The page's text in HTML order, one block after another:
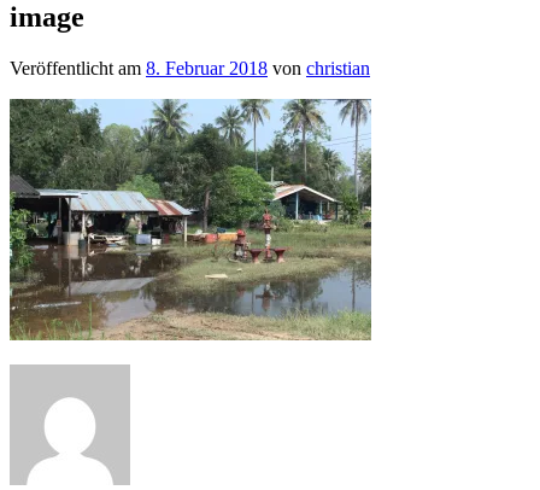
image
Veröffentlicht am 8. Februar 2018 von christian